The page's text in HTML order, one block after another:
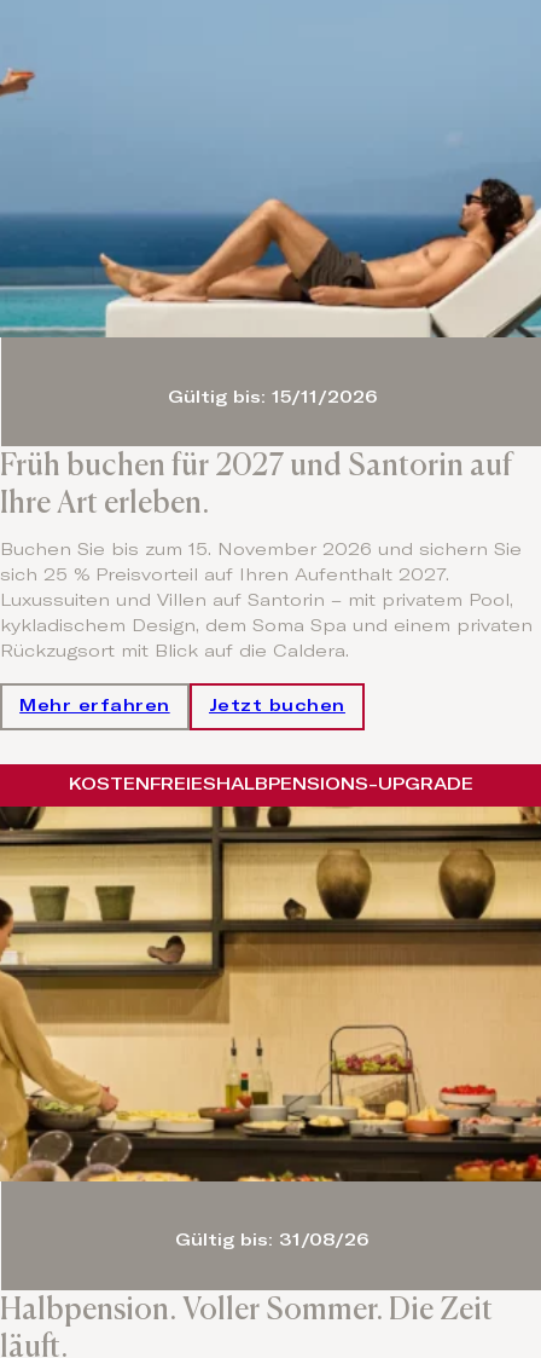
Früh buchen für 2027 und Santorin auf
Ihre Art erleben.
Buchen Sie bis zum 15. November 2026 und sichern Sie
sich 25 % Preisvorteil auf Ihren Aufenthalt 2027.
Luxussuiten und Villen auf Santorin – mit privatem Pool,
kykladischem Design, dem Soma Spa und einem privaten
Rückzugsort mit Blick auf die Caldera.
Mehr erfahren Jetzt buchen
Gültig bis: 15/11/2026
Halbpension. Voller Sommer. Die Zeit
läuft.
KOSTENFREIES HALBPENSIONS-UPGRADE
Gültig bis: 31/08/26